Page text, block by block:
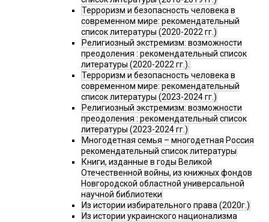
Терроризм и безопасность человека в
современном мире: рекомендательный
список литературы (2020-2022 гг.)
Религиозный экстремизм: возможности
преодоления : рекомендательный список
литературы (2020-2022 гг.).
Терроризм и безопасность человека в
современном мире: рекомендательный
список литературы (2023-2024 гг.)
Религиозный экстремизм: возможности
преодоления : рекомендательный список
литературы (2023-2024 гг.)
Многодетная семья – многодетная Россия
рекомендательный список литературы
Книги, изданные в годы Великой
Отечественной войны, из книжных фондов
Новгородской областной универсальной
научной библиотеки
Из истории избирательного права (2020г.)
Из истории украинского национализма